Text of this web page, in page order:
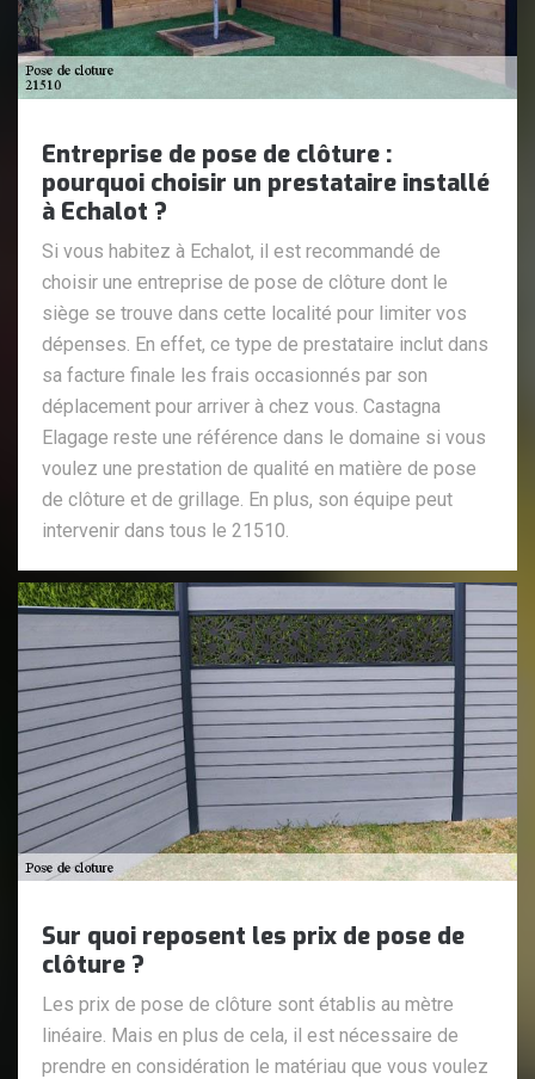
Entreprise de pose de clôture :
pourquoi choisir un prestataire installé
à Echalot ?
Si vous habitez à Echalot, il est recommandé de
choisir une entreprise de pose de clôture dont le
siège se trouve dans cette localité pour limiter vos
dépenses. En effet, ce type de prestataire inclut dans
sa facture finale les frais occasionnés par son
déplacement pour arriver à chez vous. Castagna
Elagage reste une référence dans le domaine si vous
voulez une prestation de qualité en matière de pose
de clôture et de grillage. En plus, son équipe peut
intervenir dans tous le 21510.
Sur quoi reposent les prix de pose de
clôture ?
Les prix de pose de clôture sont établis au mètre
linéaire. Mais en plus de cela, il est nécessaire de
prendre en considération le matériau que vous voulez